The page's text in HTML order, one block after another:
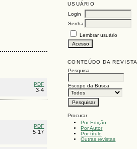
USUÁRIO
Login
Senha
Lembrar usuário
CONTEÚDO DA REVISTA
Pesquisa
Escopo da Busca
Procurar
Por Edição
Por Autor
Por título
Outras revistas
PDF
3-4
PDF
5-17